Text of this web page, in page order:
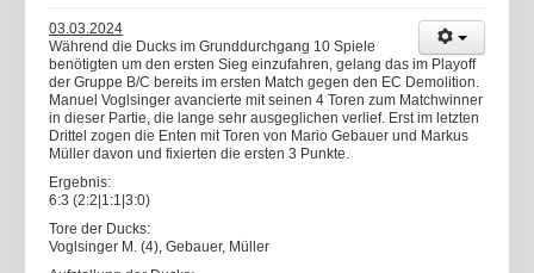
03.03.2024
Während die Ducks im Grunddurchgang 10 Spiele
benötigten um den ersten Sieg einzufahren, gelang das im Playoff
der Gruppe B/C bereits im ersten Match gegen den EC Demolition.
Manuel Voglsinger avancierte mit seinen 4 Toren zum Matchwinner
in dieser Partie, die lange sehr ausgeglichen verlief. Erst im letzten
Drittel zogen die Enten mit Toren von Mario Gebauer und Markus
Müller davon und fixierten die ersten 3 Punkte.
Ergebnis:
6:3 (2:2|1:1|3:0)
Tore der Ducks:
Voglsinger M. (4), Gebauer, Müller